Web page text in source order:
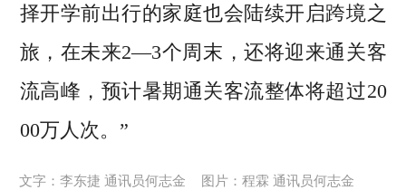
择开学前出行的家庭也会陆续开启跨境之
旅，在未来2—3个周末，还将迎来通关客
流高峰，预计暑期通关客流整体将超过20
00万人次。”
文字：李东捷 通讯员何志金
图片：程霖 通讯员何志金